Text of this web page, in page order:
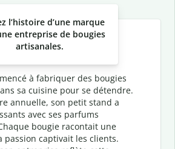
l’histoire d’une marque
entreprise de bougies
artisanales.
à fabriquer des bougies
sa cuisine pour se détendre.
annuelle, son petit stand a
avec ses parfums
bougie racontait une
passion captivait les clients.